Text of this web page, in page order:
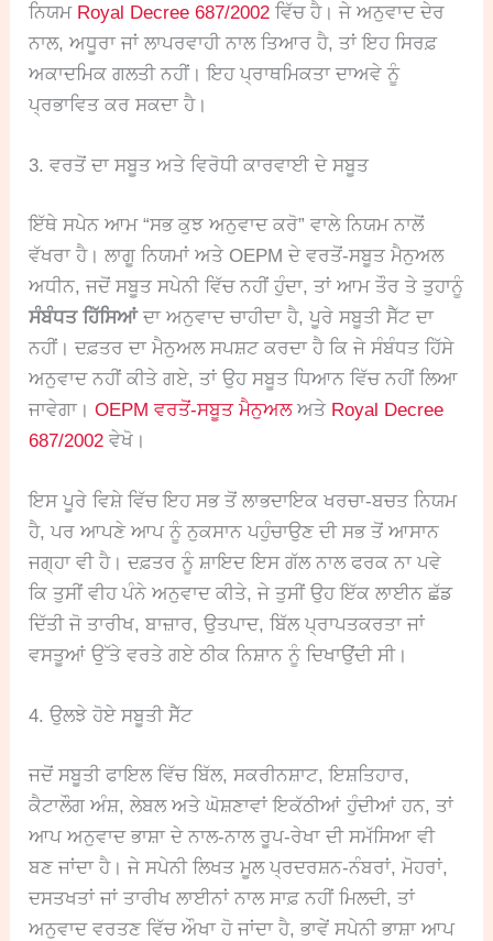
ਨਿਯਮ Royal Decree 687/2002 ਵਿੱਚ ਹੈ। ਜੇ ਅਨੁਵਾਦ ਦੇਰ
ਨਾਲ, ਅਧੂਰਾ ਜਾਂ ਲਾਪਰਵਾਹੀ ਨਾਲ ਤਿਆਰ ਹੈ, ਤਾਂ ਇਹ ਸਿਰਫ਼
ਅਕਾਦਮਿਕ ਗਲਤੀ ਨਹੀਂ। ਇਹ ਪ੍ਰਾਥਮਿਕਤਾ ਦਾਅਵੇ ਨੂੰ
ਪ੍ਰਭਾਵਿਤ ਕਰ ਸਕਦਾ ਹੈ।
3. ਵਰਤੋਂ ਦਾ ਸਬੂਤ ਅਤੇ ਵਿਰੋਧੀ ਕਾਰਵਾਈ ਦੇ ਸਬੂਤ
ਇੱਥੇ ਸਪੇਨ ਆਮ “ਸਭ ਕੁਝ ਅਨੁਵਾਦ ਕਰੋ” ਵਾਲੇ ਨਿਯਮ ਨਾਲੋਂ
ਵੱਖਰਾ ਹੈ। ਲਾਗੂ ਨਿਯਮਾਂ ਅਤੇ OEPM ਦੇ ਵਰਤੋਂ-ਸਬੂਤ ਮੈਨੁਅਲ
ਅਧੀਨ, ਜਦੋਂ ਸਬੂਤ ਸਪੇਨੀ ਵਿੱਚ ਨਹੀਂ ਹੁੰਦਾ, ਤਾਂ ਆਮ ਤੌਰ ਤੇ ਤੁਹਾਨੂੰ
ਸੰਬੰਧਤ ਹਿੱਸਿਆਂਦਾ ਅਨੁਵਾਦ ਚਾਹੀਦਾ ਹੈ, ਪੂਰੇ ਸਬੂਤੀ ਸੈੱਟ ਦਾ
ਨਹੀਂ। ਦਫ਼ਤਰ ਦਾ ਮੈਨੁਅਲ ਸਪਸ਼ਟ ਕਰਦਾ ਹੈ ਕਿ ਜੇ ਸੰਬੰਧਤ ਹਿੱਸੇ
ਅਨੁਵਾਦ ਨਹੀਂ ਕੀਤੇ ਗਏ, ਤਾਂ ਉਹ ਸਬੂਤ ਧਿਆਨ ਵਿੱਚ ਨਹੀਂ ਲਿਆ
ਜਾਵੇਗਾ।OEPM ਵਰਤੋਂ-ਸਬੂਤ ਮੈਨੁਅਲਅਤੇ Royal Decree
687/2002 ਵੇਖੋ।
ਇਸ ਪੂਰੇ ਵਿਸ਼ੇ ਵਿੱਚ ਇਹ ਸਭ ਤੋਂ ਲਾਭਦਾਇਕ ਖਰਚਾ-ਬਚਤ ਨਿਯਮ
ਹੈ, ਪਰ ਆਪਣੇ ਆਪ ਨੂੰ ਨੁਕਸਾਨ ਪਹੁੰਚਾਉਣ ਦੀ ਸਭ ਤੋਂ ਆਸਾਨ
ਜਗ੍ਹਾ ਵੀ ਹੈ। ਦਫ਼ਤਰ ਨੂੰ ਸ਼ਾਇਦ ਇਸ ਗੱਲ ਨਾਲ ਫਰਕ ਨਾ ਪਵੇ
ਕਿ ਤੁਸੀਂ ਵੀਹ ਪੰਨੇ ਅਨੁਵਾਦ ਕੀਤੇ, ਜੇ ਤੁਸੀਂ ਉਹ ਇੱਕ ਲਾਈਨ ਛੱਡ
ਦਿੱਤੀ ਜੋ ਤਾਰੀਖ, ਬਾਜ਼ਾਰ, ਉਤਪਾਦ, ਬਿੱਲ ਪ੍ਰਾਪਤਕਰਤਾ ਜਾਂ
ਵਸਤੂਆਂ ਉੱਤੇ ਵਰਤੇ ਗਏ ਠੀਕ ਨਿਸ਼ਾਨ ਨੂੰ ਦਿਖਾਉਂਦੀ ਸੀ।
4. ਉਲਝੇ ਹੋਏ ਸਬੂਤੀ ਸੈੱਟ
ਜਦੋਂ ਸਬੂਤੀ ਫਾਇਲ ਵਿੱਚ ਬਿੱਲ, ਸਕਰੀਨਸ਼ਾਟ, ਇਸ਼ਤਿਹਾਰ,
ਕੈਟਾਲੌਗ ਅੰਸ਼, ਲੇਬਲ ਅਤੇ ਘੋਸ਼ਣਾਵਾਂ ਇਕੱਠੀਆਂ ਹੁੰਦੀਆਂ ਹਨ, ਤਾਂ
ਆਪ ਅਨੁਵਾਦ ਭਾਸ਼ਾ ਦੇ ਨਾਲ-ਨਾਲ ਰੂਪ-ਰੇਖਾ ਦੀ ਸਮੱਸਿਆ ਵੀ
ਬਣ ਜਾਂਦਾ ਹੈ। ਜੇ ਸਪੇਨੀ ਲਿਖਤ ਮੂਲ ਪ੍ਰਦਰਸ਼ਨ-ਨੰਬਰਾਂ, ਮੋਹਰਾਂ,
ਦਸਤਖਤਾਂ ਜਾਂ ਤਾਰੀਖ ਲਾਈਨਾਂ ਨਾਲ ਸਾਫ਼ ਨਹੀਂ ਮਿਲਦੀ, ਤਾਂ
ਅਨੁਵਾਦ ਵਰਤਣ ਵਿੱਚ ਔਖਾ ਹੋ ਜਾਂਦਾ ਹੈ, ਭਾਵੇਂ ਸਪੇਨੀ ਭਾਸ਼ਾ ਆਪ